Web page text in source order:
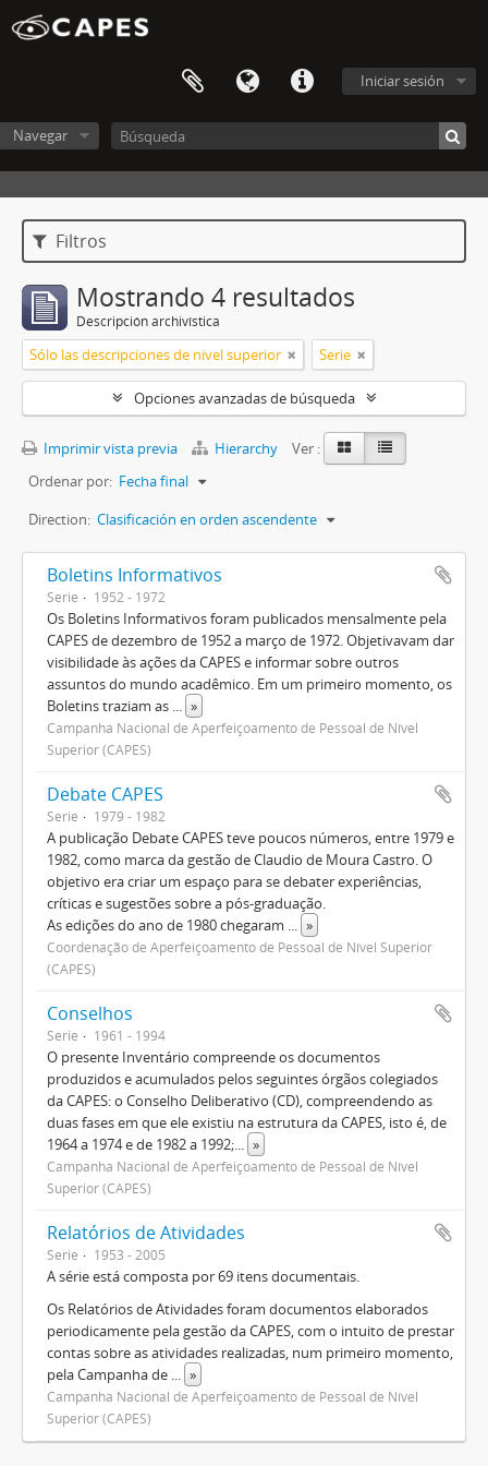
Iniciar sesión
Navegar
Filtros
Mostrando 4 resultados
Descripción archivística
Sólo las descripciones de nivel superior Serie
Opciones avanzadas de búsqueda
Imprimir vista previa Hierarchy
Ver :
Ordenar por: Fecha final
Direction: Clasificación en orden ascendente
Boletins Informativos
Serie 1952 - 1972
Os Boletins Informativos foram publicados mensalmente pela
CAPES de dezembro de 1952 a março de 1972. Objetivavam dar
visibilidade às ações da CAPES e informar sobre outros
assuntos do mundo acadêmico. Em um primeiro momento, os
Boletins traziam as ... »
Campanha Nacional de Aperfeiçoamento de Pessoal de Nível
Superior (CAPES)
Debate CAPES
Serie 1979 - 1982
A publicação Debate CAPES teve poucos números, entre 1979 e
1982, como marca da gestão de Claudio de Moura Castro. O
objetivo era criar um espaço para se debater experiências,
críticas e sugestões sobre a pós-graduação.
As edições do ano de 1980 chegaram ... »
Coordenação de Aperfeiçoamento de Pessoal de Nível Superior
(CAPES)
Conselhos
Serie 1961 - 1994
O presente Inventário compreende os documentos
produzidos e acumulados pelos seguintes órgãos colegiados
da CAPES: o Conselho Deliberativo (CD), compreendendo as
duas fases em que ele existiu na estrutura da CAPES, isto é, de
1964 a 1974 e de 1982 a 1992;... »
Campanha Nacional de Aperfeiçoamento de Pessoal de Nível
Superior (CAPES)
Relatórios de Atividades
Serie 1953 - 2005
A série está composta por 69 itens documentais.
Os Relatórios de Atividades foram documentos elaborados
periodicamente pela gestão da CAPES, com o intuito de prestar
contas sobre as atividades realizadas, num primeiro momento,
pela Campanha de ... »
Campanha Nacional de Aperfeiçoamento de Pessoal de Nível
Superior (CAPES)